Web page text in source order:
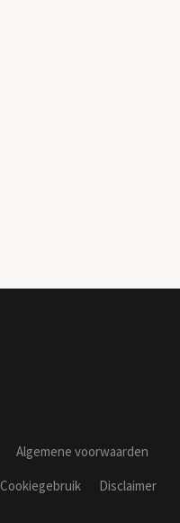
Algemene voorwaarden
Cookiegebruik
Disclaimer